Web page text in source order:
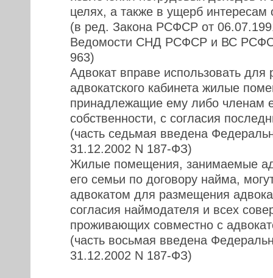
целях, а также в ущерб интересам
(в ред. Закона РСФСР от
Ведомости СНД РСФСР и ВС
963)
Адвокат вправе использовать для
адвокатского кабинета жилые
принадлежащие ему либо членам
собственности, с согласия
(часть седьмая введена
31.12.2002 N 187-ФЗ)
Жилые помещения, занимаемые
его семьи по договору найма,
адвокатом для размещения
согласия наймодателя и всех
проживающих совместно с
(часть восьмая введена
31.12.2002 N 187-ФЗ)